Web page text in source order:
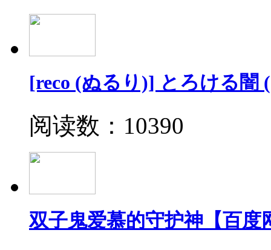
[reco (ぬるり)] とろける闇
阅读数：10390
双子鬼爱慕的守护神【百度